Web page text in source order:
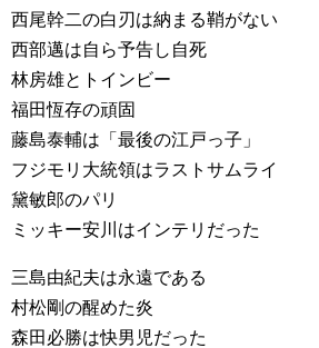
西尾幹二の白刃は納まる鞘がない
西部邁は自ら予告し自死
林房雄とトインビー
福田恆存の頑固
藤島泰輔は「最後の江戸っ子」
フジモリ大統領はラストサムライ
黛敏郎のパリ
ミッキー安川はインテリだった
三島由紀夫は永遠である
村松剛の醒めた炎
森田必勝は快男児だった